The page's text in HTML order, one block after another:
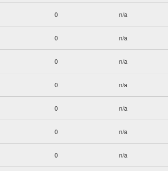
0 n/a
0 n/a
0 n/a
0 n/a
0 n/a
0 n/a
0 n/a